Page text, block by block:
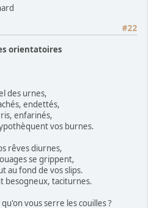
#22
orientatoires
des urnes,
endettés,
enfarinés,
vos burnes.
rêves diurnes,
se grippent,
au fond de vos slips.
besogneux, taciturnes.
vous serre les couilles ?